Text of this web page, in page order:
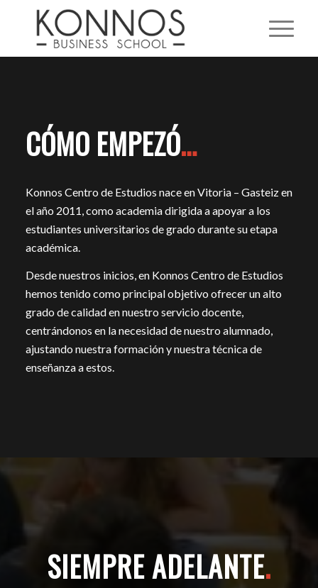
CÓMO EMPEZÓ…
Konnos Centro de Estudios nace en Vitoria – Gasteiz en
el año 2011, como academia dirigida a apoyar a los
estudiantes universitarios de grado durante su etapa
académica.
Desde nuestros inicios, en Konnos Centro de Estudios
hemos tenido como principal objetivo ofrecer un alto
grado de calidad en nuestro servicio docente,
centrándonos en la necesidad de nuestro alumnado,
ajustando nuestra formación y nuestra técnica de
enseñanza a estos.
SIEMPRE ADELANTE.